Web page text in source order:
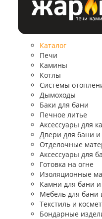
Каталог
Печи
Камины
Котлы
Системы
Дымоходы
Баки для бани
Печное литье
Аксессуары для
Двери для бани и
Отделочные
Аксессуары для
Готовка на огне
Изоляционные
Камни для бани
Мебель для бани
Текстиль и
Бондарные